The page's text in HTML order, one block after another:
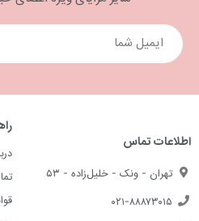
اطلاعات تماس
تهران - ونک - خلیل‌زاده - ۵۳
۰۲۱-۸۸۸۷۳۰۱۵